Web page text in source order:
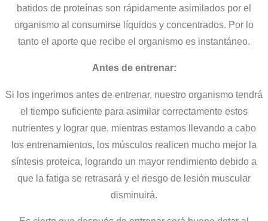
batidos de proteínas son rápidamente asimilados por el
organismo al consumirse líquidos y concentrados. Por lo
tanto el aporte que recibe el organismo es instantáneo.
Antes de entrenar:
Si los ingerimos antes de entrenar, nuestro organismo tendrá
el tiempo suficiente para asimilar correctamente estos
nutrientes y lograr que, mientras estamos llevando a cabo
los entrenamientos, los músculos realicen mucho mejor la
síntesis proteica, logrando un mayor rendimiento debido a
que la fatiga se retrasará y el riesgo de lesión muscular
disminuirá.